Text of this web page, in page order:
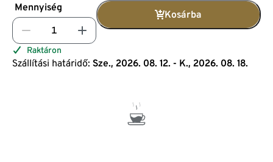
Mennyiség
Kosárba
Raktáron
Szállítási határidő: Sze., 2026. 08. 12. - K., 2026. 08. 18.